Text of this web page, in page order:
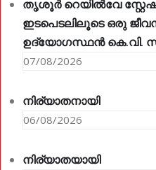
തൃശൂർ റെയിൽവേ
ഇടപെടലിലൂടെ ഒരു
ഉദ്യോഗസ്ഥൻ കെ.വി.
07/08/2026
നിര്യാതനായി
06/08/2026
നിര്യാതയായി